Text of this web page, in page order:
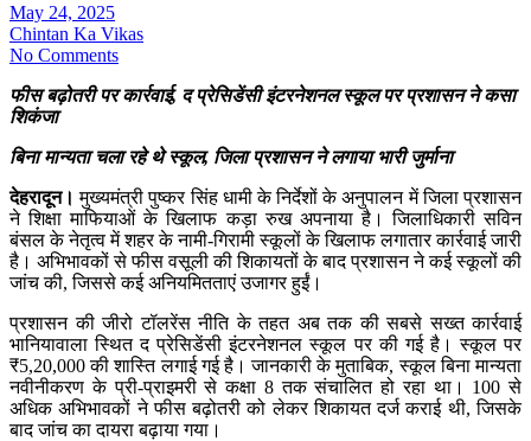
May 24, 2025
Chintan Ka Vikas
No Comments
फीस बढ़ोतरी पर कार्रवाई, द प्रेसिडेंसी इंटरनेशनल स्कूल पर प्रशासन ने कसा
शिकंजा
बिना मान्यता चला रहे थे स्कूल, जिला प्रशासन ने लगाया भारी जुर्माना
देहरादून। मुख्यमंत्री पुष्कर सिंह धामी के निर्देशों के अनुपालन में जिला प्रशासन
ने शिक्षा माफियाओं के खिलाफ कड़ा रुख अपनाया है। जिलाधिकारी सविन
बंसल के नेतृत्व में शहर के नामी-गिरामी स्कूलों के खिलाफ लगातार कार्रवाई जारी
है। अभिभावकों से फीस वसूली की शिकायतों के बाद प्रशासन ने कई स्कूलों की
जांच की, जिससे कई अनियमितताएं उजागर हुईं।
प्रशासन की जीरो टॉलरेंस नीति के तहत अब तक की सबसे सख्त कार्रवाई
भानियावाला स्थित द प्रेसिडेंसी इंटरनेशनल स्कूल पर की गई है। स्कूल पर
₹5,20,000 की शास्ति लगाई गई है। जानकारी के मुताबिक, स्कूल बिना मान्यता
नवीनीकरण के प्री-प्राइमरी से कक्षा 8 तक संचालित हो रहा था। 100 से
अधिक अभिभावकों ने फीस बढ़ोतरी को लेकर शिकायत दर्ज कराई थी, जिसके
बाद जांच का दायरा बढ़ाया गया।